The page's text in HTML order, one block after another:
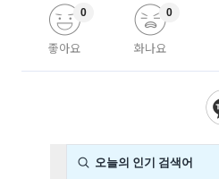
좋아요
0
화나요
0